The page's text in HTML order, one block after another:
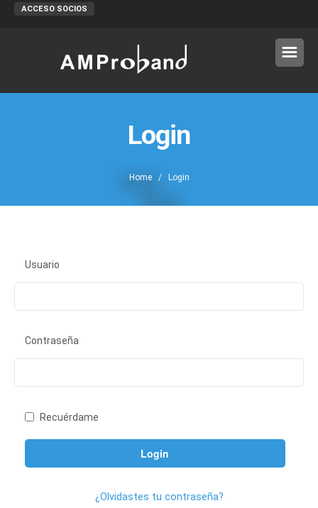
ACCESO SOCIOS
Login
Home/ Login
Usuario
Contraseña
Recuérdame
¿Olvidastes tu contraseña?